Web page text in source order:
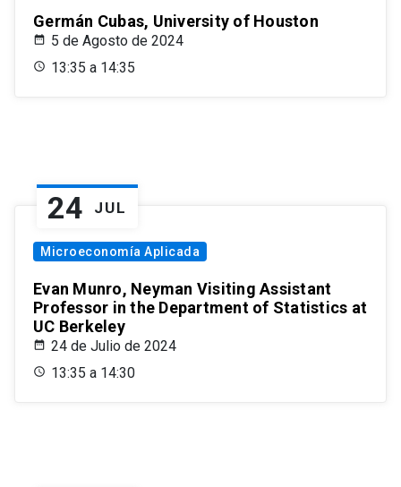
Germán Cubas, University of Houston
5 de Agosto de 2024
13:35 a 14:35
24 JUL
Microeconomía Aplicada
Evan Munro, Neyman Visiting Assistant
Professor in the Department of Statistics at
UC Berkeley
24 de Julio de 2024
13:35 a 14:30